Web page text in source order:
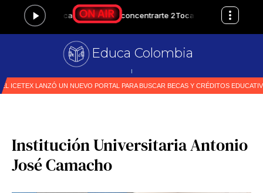
Educa Colombia
Primer medio e
Institución Universitaria Antonio
José Camacho